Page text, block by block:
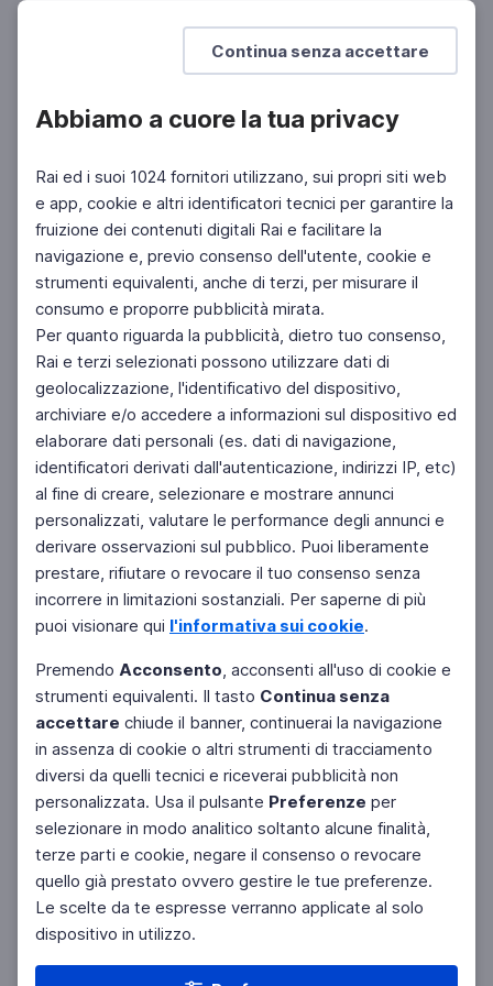
Continua senza accettare
Abbiamo a cuore la tua privacy
Rai ed i suoi 1024 fornitori utilizzano, sui propri siti web
e app, cookie e altri identificatori tecnici per garantire la
fruizione dei contenuti digitali Rai e facilitare la
navigazione e, previo consenso dell'utente, cookie e
strumenti equivalenti, anche di terzi, per misurare il
consumo e proporre pubblicità mirata.
Per quanto riguarda la pubblicità, dietro tuo consenso,
Rai e terzi selezionati possono utilizzare dati di
geolocalizzazione, l'identificativo del dispositivo,
archiviare e/o accedere a informazioni sul dispositivo ed
elaborare dati personali (es. dati di navigazione,
identificatori derivati dall'autenticazione, indirizzi IP, etc)
al fine di creare, selezionare e mostrare annunci
personalizzati, valutare le performance degli annunci e
derivare osservazioni sul pubblico. Puoi liberamente
prestare, rifiutare o revocare il tuo consenso senza
incorrere in limitazioni sostanziali. Per saperne di più
puoi visionare qui l'informativa sui cookie.
Premendo Acconsento, acconsenti all'uso di cookie e
strumenti equivalenti. Il tasto Continua senza
accettare chiude il banner, continuerai la navigazione
in assenza di cookie o altri strumenti di tracciamento
diversi da quelli tecnici e riceverai pubblicità non
personalizzata. Usa il pulsante Preferenze per
selezionare in modo analitico soltanto alcune finalità,
terze parti e cookie, negare il consenso o revocare
quello già prestato ovvero gestire le tue preferenze.
Le scelte da te espresse verranno applicate al solo
dispositivo in utilizzo.
Facebook Instagram Twitter